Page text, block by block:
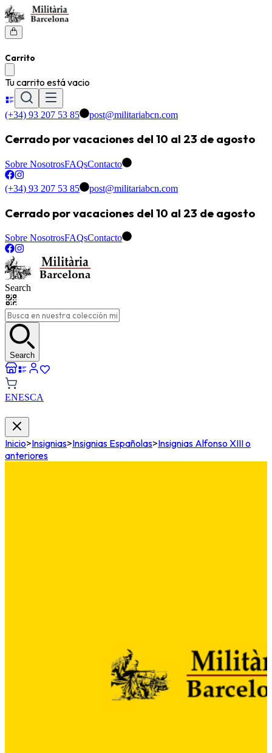
Carrito
Tu carrito está vacio
(+34) 93 207 53 85 post@militariabcn.com
Cerrado por vacaciones del 10 al 23 de agosto
Sobre NosotrosFAQsContacto
(+34) 93 207 53 85 post@militariabcn.com
Cerrado por vacaciones del 10 al 23 de agosto
Sobre NosotrosFAQsContacto
Search
Search
ENESCA
Inicio>Insignias>Insignias Españolas>Insignias Alfonso XIII o
anteriores